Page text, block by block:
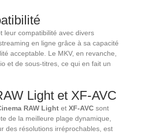
leur compatibilité avec divers
en ligne grâce à sa capacité
acceptable. Le MKV, en revanche,
et de sous-titres, ce qui en fait un
Light et XF-AVC
RAW Light et XF-AVC sont
de la meilleure plage dynamique,
des résolutions irréprochables, est